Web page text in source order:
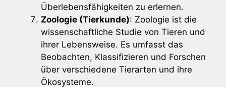
Überlebensfähigkeiten zu erlernen.
Zoologie (Tierkunde): Zoologie ist die
wissenschaftliche Studie von Tieren und
ihrer Lebensweise. Es umfasst das
Beobachten, Klassifizieren und Forschen
über verschiedene Tierarten und ihre
Ökosysteme.